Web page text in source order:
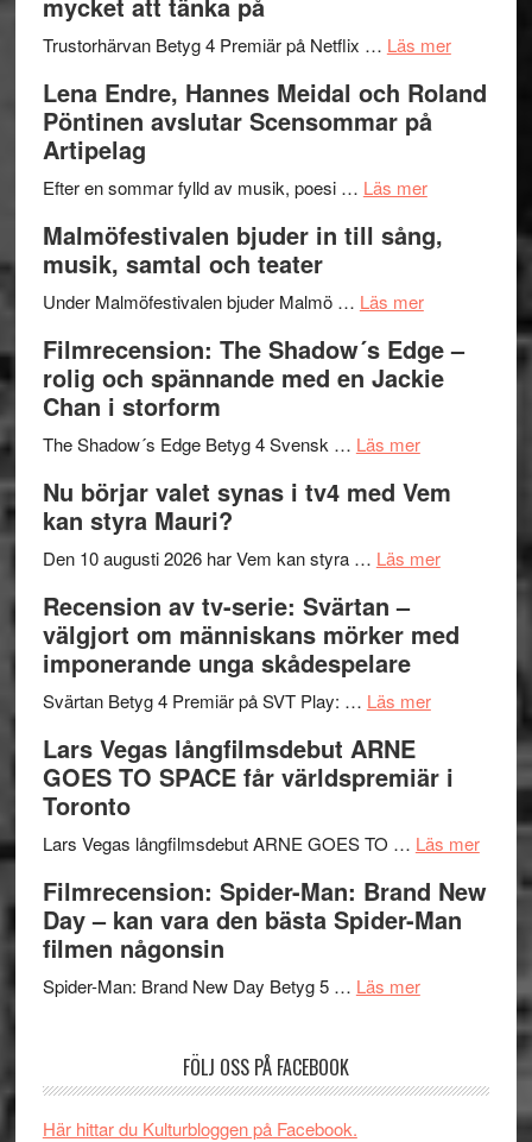
lättsam
2026
I
Delvis
genrens
terräng
Trustorhärvan Betyg 4 Premiär på Netflix … Läs merom
på
Lena Endre, Hannes Meidal och Roland
Pöntinen avslutar Scensommar på
Artipelag
Efter en sommar fylld av musik, poesi … Läs merom
Endre,
Roland
Pöntinen
Artipelag
Malmöfestivalen bjuder in till sång,
musik, samtal och teater
Under Malmöfestivalen bjuder Malmö … Läs merom
bjuder
in
samtal
teater
Filmrecension: The Shadow´s Edge –
rolig och spännande med en Jackie
Chan i storform
The Shadow´s Edge Betyg 4 Svensk … Läs merom
The
´s
rolig
spännande
Jackie
i
Nu börjar valet synas i tv4 med Vem
kan styra Mauri?
Den 10 augusti 2026 har Vem kan styra … Läs merom
valet
Vem
styra
Recension av tv-serie: Svärtan –
välgjort om människans mörker med
imponerande unga skådespelare
Svärtan Betyg 4 Premiär på SVT Play: … Läs merom
tv-
Svärtan
välgjort
om
Lars Vegas långfilmsdebut ARNE
GOES TO SPACE får världspremiär i
Toronto
Lars Vegas långfilmsdebut ARNE GOES TO … Läs merom
Vegas
Filmrecension: Spider-Man: Brand New
Day – kan vara den bästa Spider-Man
filmen någonsin
Spider-Man: Brand New Day Betyg 5 … Läs merom
Filmrecension:
Brand
FÖLJ OSS PÅ FACEBOOK
Här hittar du Kulturbloggen på Facebook.